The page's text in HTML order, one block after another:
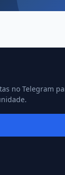
no Telegram